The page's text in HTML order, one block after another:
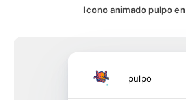
Icono animado pulpo
pulpo